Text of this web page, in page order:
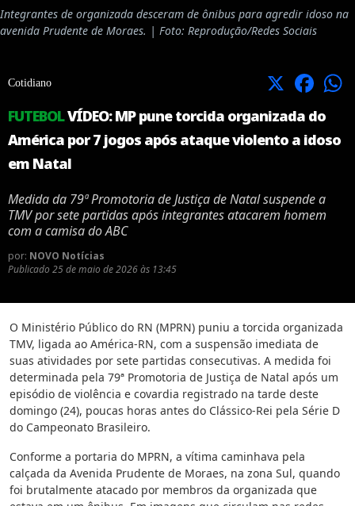
Integrantes de organizada desceram de ônibus para agredir idoso na
avenida Prudente de Moraes. | Foto: Reprodução/Redes Sociais
Cotidiano X Facebook
FUTEBOLVÍDEO: MP pune torcida organizada do
América por 7 jogos após ataque violento a idoso
em Natal
Medida da 79ª Promotoria de Justiça de Natal suspende a
TMV por sete partidas após integrantes atacarem homem
com a camisa do ABC
por: NOVO Notícias
Publicado 25 de maio de 2026 às 13:45
O Ministério Público do RN (MPRN) puniu a torcida organizada
TMV, ligada ao América-RN, com a suspensão imediata de
suas atividades por sete partidas consecutivas. A medida foi
determinada pela 79ª Promotoria de Justiça de Natal após um
episódio de violência e covardia registrado na tarde deste
domingo (24), poucas horas antes do Clássico-Rei pela Série D
do Campeonato Brasileiro.
Conforme a portaria do MPRN, a vítima caminhava pela
calçada da Avenida Prudente de Moraes, na zona Sul, quando
foi brutalmente atacado por membros da organizada que